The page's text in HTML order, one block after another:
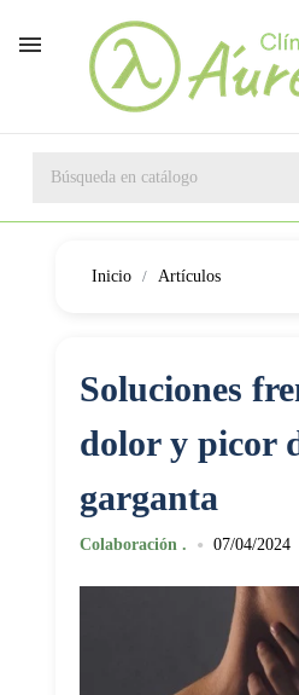

Inicio Artículos
Soluciones
dolor y picor
garganta
Colaboración . • 07/04/2024